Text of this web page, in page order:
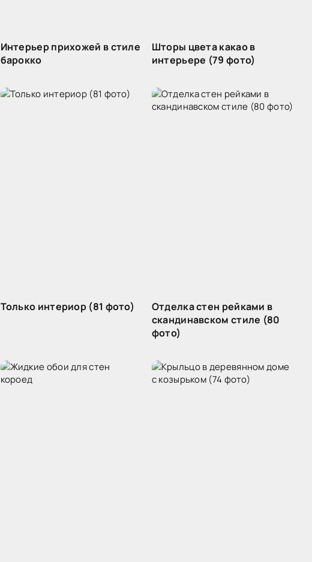
Интерьер прихожей в стиле
барокко
Шторы цвета какао в
интерьере (79 фото)
Только интериор (81 фото)
Отделка стен рейками в
скандинавском стиле (80
фото)